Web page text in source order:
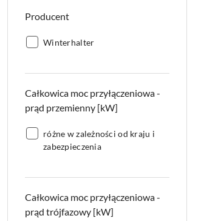
Producent
Producent:
Winterhalter
Całkowica moc przyłączeniowa -
prąd przemienny [kW]
Całkowica
moc
przemienny
[kW]:
różne w zależności od kraju i
zabezpieczenia
Całkowica moc przyłączeniowa -
prąd trójfazowy [kW]